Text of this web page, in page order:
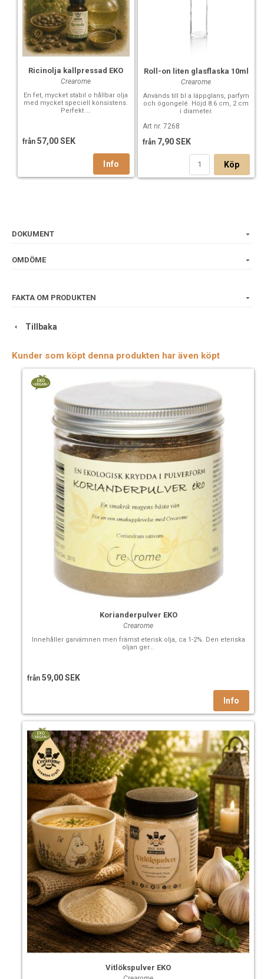
Ricinolja kallpressad EKO
Crearome
En fet, mycket stabil o hållbar olja
med mycket speciell konsistens.
Perfekt ...
från 57,00 SEK
Roll-on liten glasflaska 10ml
Crearome
Används till bl a läppglans, parfym
och ögongelé. Höjd 8.6 cm, 2 cm
i diameter.
Art nr. 7268
från 7,90 SEK
Köp
DOKUMENT
OMDÖME
FAKTA OM PRODUKTEN
Tillbaka
Kunder som köpt denna produkten har även köpt
Korianderpulver EKO
Crearome
Innehåller garvämnen men främst eterisk olja, ca 1-2%. Den eteriska
oljan ger...
från 59,00 SEK
Vitlökspulver EKO